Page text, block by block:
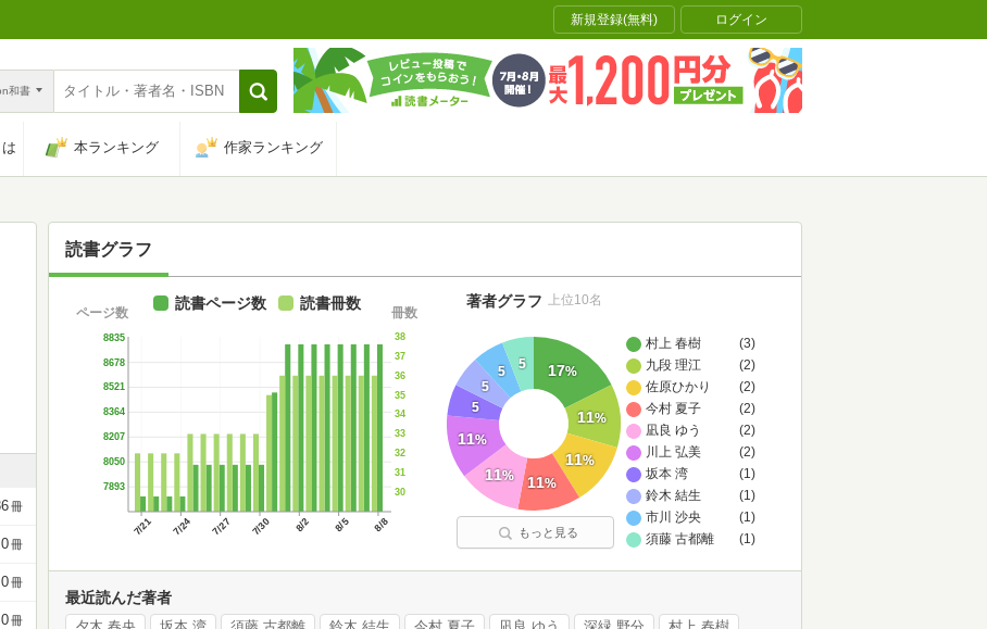
新規登録(無料) ログイン
和書
本ランキング 作家ランキング
読書グラフ
7/21 7/24 7/27 7/30 8/2 8/5 8/8
7893
8050
8207
8364
8521
8678
8835
ページ数
30
31
32
33
34
35
36
37
38
冊数
読書ページ数 読書冊数
村上 春樹
(3)
九段 理江
(2)
佐原ひかり
(2)
今村 夏子
(2)
凪良 ゆう
(2)
川上 弘美
(2)
坂本 湾
(1)
鈴木 結生
(1)
市川 沙央
(1)
須藤 古都離
(1)
17%
11%
11%
11%
11%
11%
5
5
5
5
著者グラフ 上位10名
もっと見る
最近読んだ著者
冊
0冊
0冊
0冊